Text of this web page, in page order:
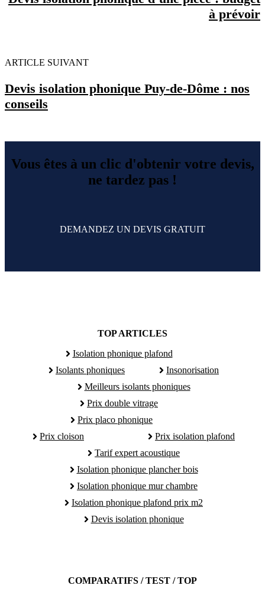
à prévoir
ARTICLE SUIVANT
Devis isolation phonique Puy-de-Dôme : nos
conseils
Vous êtes à un clic d'obtenir votre devis,
ne tardez pas !
DEMANDEZ UN DEVIS GRATUIT
TOP ARTICLES
Isolation phonique plafond
Isolants phoniques
Insonorisation
Meilleurs isolants phoniques
Prix double vitrage
Prix placo phonique
Prix cloison
Prix isolation plafond
Tarif expert acoustique
Isolation phonique plancher bois
Isolation phonique mur chambre
Isolation phonique plafond prix m2
Devis isolation phonique
COMPARATIFS / TEST / TOP